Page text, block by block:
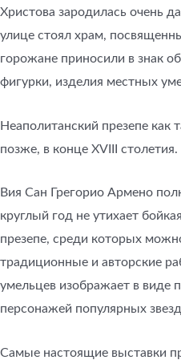
Христова зародилась очень
улице стоял храм,
горожане приносили в знак
фигурки, изделия местных
Неаполитанский презепе как
позже, в конце XVIII столетия.
Вия Сан Грегорио Армено
круглый год не утихает
презепе, среди которых
традиционные и авторские
умельцев изображает в виде
персонажей популярных
Самые настоящие выставки